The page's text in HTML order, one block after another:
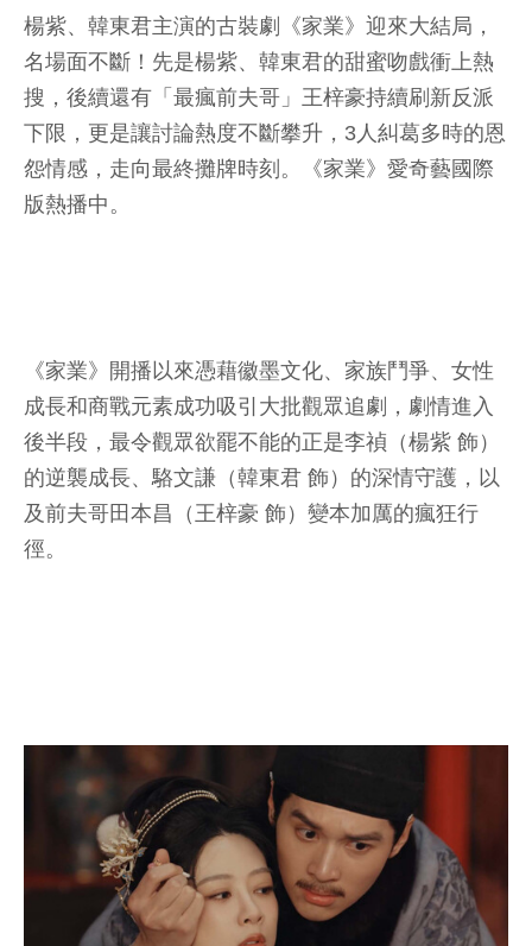
楊紫、韓東君主演的古裝劇《家業》迎來大結局，
名場面不斷！先是楊紫、韓東君的甜蜜吻戲衝上熱
搜，後續還有「最瘋前夫哥」王梓豪持續刷新反派
下限，更是讓討論熱度不斷攀升，3人糾葛多時的恩
怨情感，走向最終攤牌時刻。《家業》愛奇藝國際
版熱播中。
《家業》開播以來憑藉徽墨文化、家族鬥爭、女性
成長和商戰元素成功吸引大批觀眾追劇，劇情進入
後半段，最令觀眾欲罷不能的正是李禎（楊紫 飾）
的逆襲成長、駱文謙（韓東君 飾）的深情守護，以
及前夫哥田本昌（王梓豪 飾）變本加厲的瘋狂行
徑。